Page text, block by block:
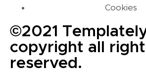
Cookies
©2021
copyright all right
reserved.